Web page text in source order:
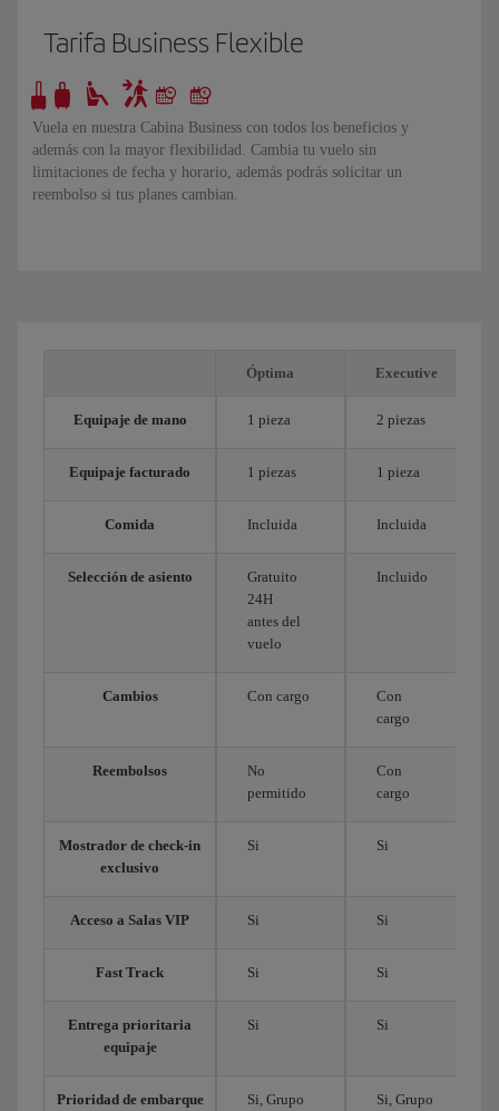
Tarifa Business Flexible
Vuela en nuestra Cabina Business con todos los beneficios y
además con la mayor flexibilidad. Cambia tu vuelo sin
limitaciones de fecha y horario, además podrás solicitar un
reembolso si tus planes cambian.
Óptima Executive
Equipaje de mano 1 pieza 2 piezas
Equipaje facturado 1 piezas 1 pieza
Comida Incluida Incluida
Selección de asiento
Gratuito
24H
antes del
vuelo
Incluido
Cambios Con cargo
Con
cargo
Reembolsos
No
permitido
Con
cargo
Mostrador de check-in
exclusivo
Si Si
Acceso a Salas VIP Si Si
Fast Track Si Si
Entrega prioritaria
equipaje
Si Si
Prioridad de embarque
Si, Grupo
Si, Grupo